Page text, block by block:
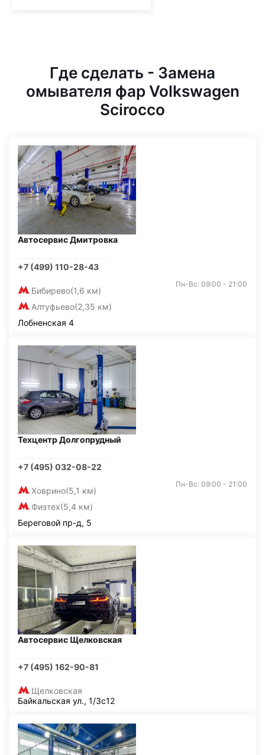
Где сделать - Замена
омывателя фар Volkswagen
Scirocco
Автосервис Дмитровка
+7 (499) 110-28-43
Бибирево(1,6 км)
Алтуфьево(2,35 км)
Пн-Вс: 09:00 - 21:00
Лобненская 4
Техцентр Долгопрудный
+7 (495) 032-08-22
Ховрино(5,1 км)
Физтех(5,4 км)
Пн-Вс: 09:00 - 21:00
Береговой пр-д, 5
Автосервис Щелковская
+7 (495) 162-90-81
Щелковская
Байкальская ул., 1/3с12